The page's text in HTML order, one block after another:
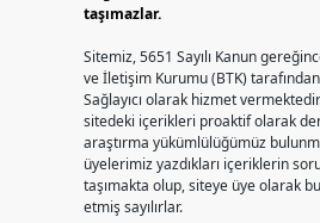
taşımazlar.
Sitemiz, 5651 Sayılı Kanun
ve İletişim Kurumu (BTK)
Sağlayıcı olarak hizmet
sitedeki içerikleri proaktif olarak
araştırma yükümlülüğümüz
üyelerimiz yazdıkları içeriklerin
taşımakta olup, siteye üye olarak
etmiş sayılırlar.